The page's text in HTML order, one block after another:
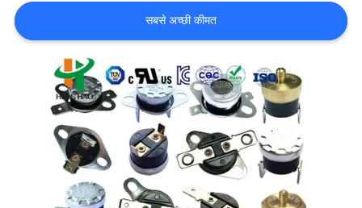
करें
समाचार
सबसे अच्छी कीमत